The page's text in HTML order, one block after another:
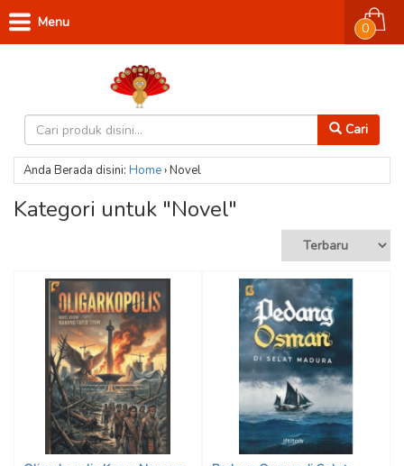
Cari
0
Menu
Anda Berada disini: Home›Novel
Kategori untuk "Novel"